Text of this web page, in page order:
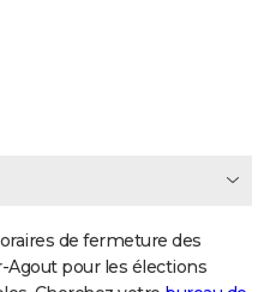
de fermeture des
Agout pour les élections